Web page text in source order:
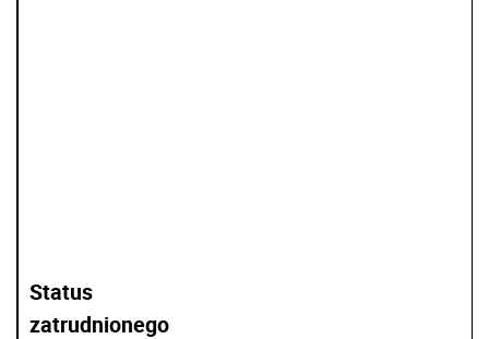
Status
zatrudnionego